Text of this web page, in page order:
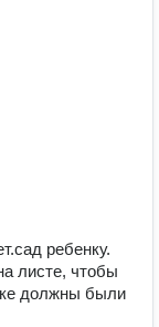
ребенку.
листе, чтобы
должны были